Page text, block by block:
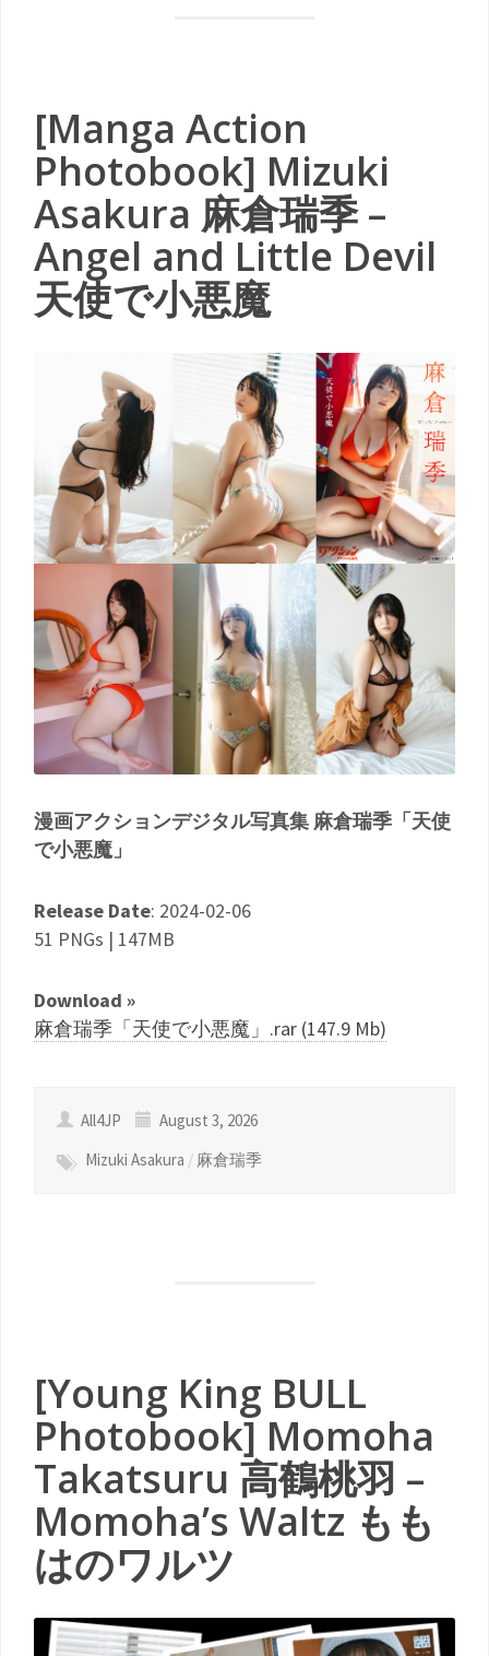
[Manga Action
Photobook] Mizuki
Asakura 麻倉瑞季 –
Angel and Little Devil
天使で小悪魔
漫画アクションデジタル写真集 麻倉瑞季「天使
で小悪魔」
Release Date: 2024-02-06
51 PNGs | 147MB
Download »
麻倉瑞季「天使で小悪魔」.rar (147.9 Mb)
All4JP
August 3, 2026
Mizuki Asakura / 麻倉瑞季
[Young King BULL
Photobook] Momoha
Takatsuru 高鶴桃羽 –
Momoha’s Waltz もも
はのワルツ